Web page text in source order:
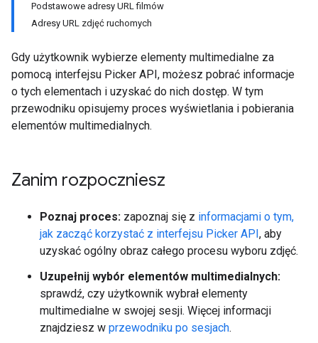
Podstawowe adresy URL filmów
Adresy URL zdjęć ruchomych
Gdy użytkownik wybierze elementy multimedialne za
pomocą interfejsu Picker API, możesz pobrać informacje
o tych elementach i uzyskać do nich dostęp. W tym
przewodniku opisujemy proces wyświetlania i pobierania
elementów multimedialnych.
Zanim rozpoczniesz
Poznaj proces: zapoznaj się z informacjami o tym,
jak zacząć korzystać z interfejsu Picker API, aby
uzyskać ogólny obraz całego procesu wyboru zdjęć.
Uzupełnij wybór elementów multimedialnych:
sprawdź, czy użytkownik wybrał elementy
multimedialne w swojej sesji. Więcej informacji
znajdziesz w przewodniku po sesjach.